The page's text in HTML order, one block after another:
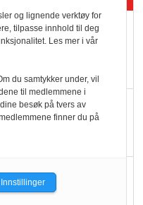
enn
kylling og 98
og lignende verktøy for
tilpasse innhold til deg
Les mer i vår
du samtykker under, vil
til medlemmene i
besøk på tvers av
finner du på
Innstillinger